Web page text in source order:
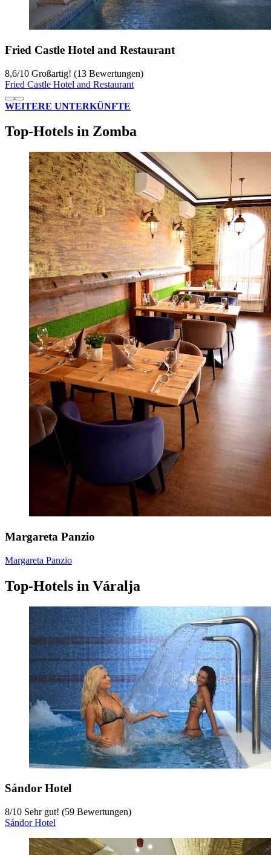
Fried Castle Hotel and Restaurant
8,6/10 Großartig! (13 Bewertungen)
Fried Castle Hotel and Restaurant
WEITERE UNTERKÜNFTE
Top-Hotels in Zomba
Margareta Panzio
Margareta Panzio
Top-Hotels in Váralja
Sándor Hotel
8/10 Sehr gut! (59 Bewertungen)
Sándor Hotel